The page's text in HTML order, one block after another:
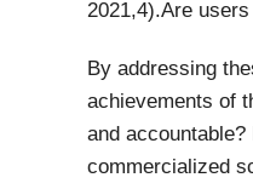
2021,4).Are
By addressing
achievements of
and
commercialized